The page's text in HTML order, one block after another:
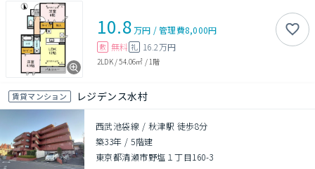
10.8万円 /管理費8,000円
敷 無料 礼 16.2万円
2LDK/54.06㎡ / 1階
賃貸マンション レジデンス水村
西武池袋線 / 秋津駅 徒歩8分
築33年 /5階建
東京都清瀬市野塩１丁目160-3